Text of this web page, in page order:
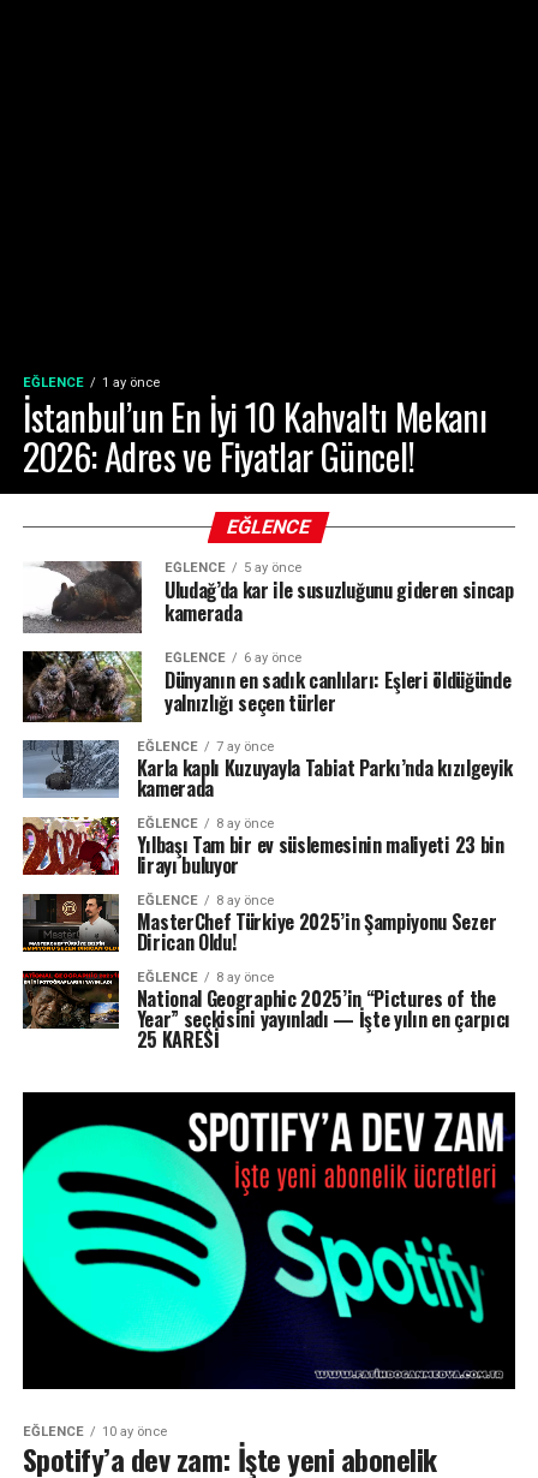
EĞLENCE 1 ay önce
İstanbul’un En İyi 10 Kahvaltı Mekanı
2026: Adres ve Fiyatlar Güncel!
EĞLENCE
EĞLENCE 5 ay önce
Uludağ’da kar ile susuzluğunu gideren sincap
kamerada
EĞLENCE 6 ay önce
Dünyanın en sadık canlıları: Eşleri öldüğünde
yalnızlığı seçen türler
EĞLENCE 7 ay önce
Karla kaplı Kuzuyayla Tabiat Parkı’nda kızılgeyik
kamerada
EĞLENCE 8 ay önce
Yılbaşı Tam bir ev süslemesinin maliyeti 23 bin
lirayı buluyor
EĞLENCE 8 ay önce
MasterChef Türkiye 2025’in Şampiyonu Sezer
Dirican Oldu!
EĞLENCE 8 ay önce
National Geographic 2025’in “Pictures of the
Year” seçkisini yayınladı — İşte yılın en çarpıcı
25 KARESİ
EĞLENCE 10 ay önce
Spotify’a dev zam: İşte yeni abonelik